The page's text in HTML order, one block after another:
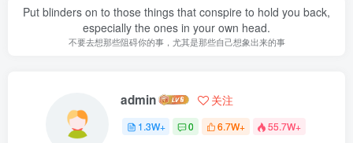
Put blinders on to those things that conspire to hold you back,
especially the ones in your own head.
不要去想那些阻碍你的事，尤其是那些自己想象出来的事
admin 关注
1.3W+ 0 6.7W+ 55.7W+